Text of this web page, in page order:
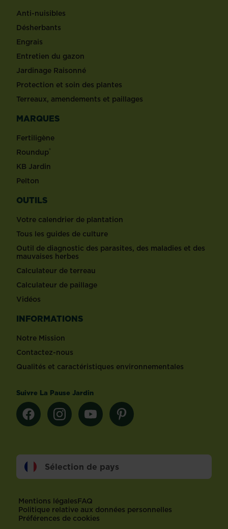
Anti-nuisibles
Désherbants
Engrais
Entretien du gazon
Jardinage Raisonné
Protection et soin des plantes
Terreaux, amendements et paillages
MARQUES
Fertiligène
Roundup®
KB Jardin
Pelton
OUTILS
Votre calendrier de plantation
Tous les guides de culture
Outil de diagnostic des parasites, des maladies et des
mauvaises herbes
Calculateur de terreau
Calculateur de paillage
Vidéos
INFORMATIONS
Notre Mission
Contactez-nous
Qualités et caractéristiques environnementales
Suivre La Pause Jardin
Sélection de pays
Footer
Mentions légalesFAQ
Politique relative aux données personnelles
Préférences de cookies